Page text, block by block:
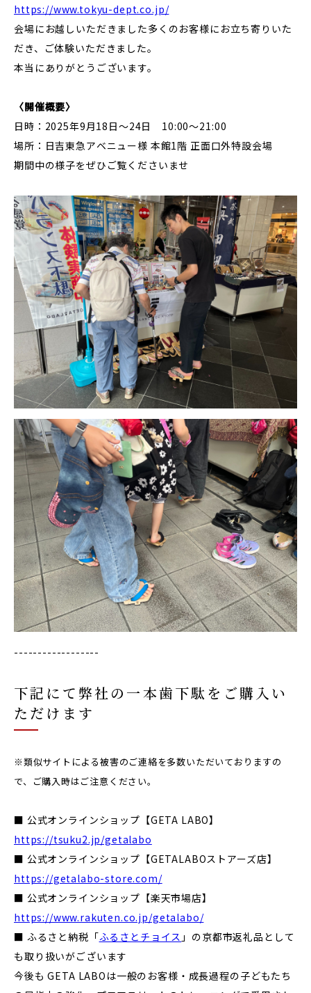
https://www.tokyu-dept.co.jp/
会場にお越しいただきました多くのお客様にお立ち寄りいた
だき、ご体験いただきました。
本当にありがとうございます。
〈開催概要〉
日時：2025年9月18日〜24日 10:00〜21:00
場所：日吉東急アベニュー様 本館1階 正面口外特設会場
期間中の様子をぜひご覧くださいませ
------------------
下記にて弊社の一本歯下駄をご購入い
ただけます
※類似サイトによる被害のご連絡を多数いただいておりますの
で、ご購入時はご注意ください。
■ 公式オンラインショップ【GETA LABO】
https://tsuku2.jp/getalabo
■ 公式オンラインショップ【GETALABOストアーズ店】
https://getalabo-store.com/
■ 公式オンラインショップ【楽天市場店】
https://www.rakuten.co.jp/getalabo/
■ ふるさと納税「ふるさとチョイス 」の京都市返礼品として
も取り扱いがございます
今後も GETA LABOは一般のお客様・成長過程の子どもたち